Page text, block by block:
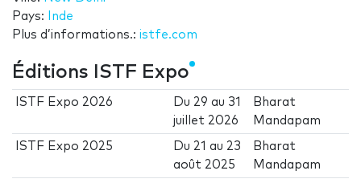
Pays:
Inde
Plus d’informations.: istfe.com
Éditions ISTF Expo
ISTF Expo 2026 Du 29 au 31
juillet 2026
Bharat
Mandapam
ISTF Expo 2025 Du 21 au 23
août 2025
Bharat
Mandapam